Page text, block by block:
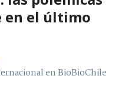
en el último
en BioBioChile